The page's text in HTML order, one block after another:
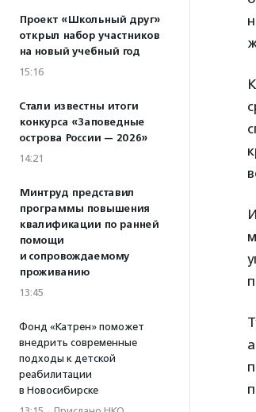
Проект «Школьный друг»
открыл набор участников
на новый учебный год
15:16
Стали известны итоги
конкурса «Заповедные
острова России — 2026»
14:21
Минтруд представил
программы повышения
квалификации по ранней
помощи
и сопровождаемому
проживанию
13:45
Фонд «Катрен» поможет
внедрить современные
подходы к детской
реабилитации
в Новосибирске